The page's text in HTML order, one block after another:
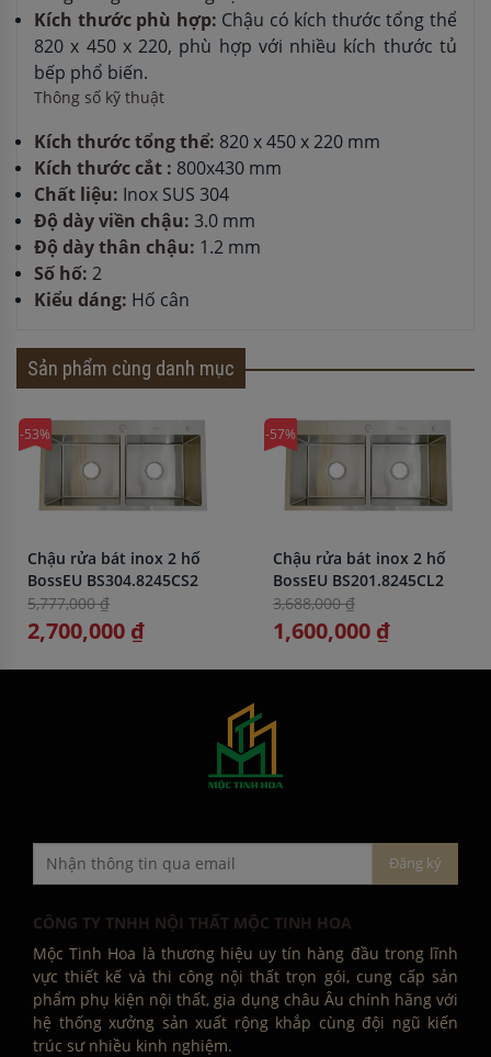
Kích thước phù hợp: Chậu có kích thước tổng thể
820 x 450 x 220, phù hợp với nhiều kích thước tủ
bếp phổ biến.
Thông số kỹ thuật
Kích thước tổng thể: 820 x 450 x 220 mm
Kích thước cắt : 800x430 mm
Chất liệu: Inox SUS 304
Độ dày viền chậu: 3.0 mm
Độ dày thân chậu: 1.2 mm
Số hố: 2
Kiểu dáng: Hố cân
Sản phẩm cùng danh mục
-53%
Chậu rửa bát inox 2 hố
BossEU BS304.8245CS2
5,777,000 ₫
2,700,000 ₫
-57%
Chậu rửa bát inox 2 hố
BossEU BS201.8245CL2
3,688,000 ₫
1,600,000 ₫
CÔNG TY TNHH NỘI THẤT MỘC TINH HOA
Mộc Tinh Hoa là thương hiệu uy tín hàng đầu trong lĩnh
vực thiết kế và thi công nội thất trọn gói, cung cấp sản
phẩm phụ kiện nội thất, gia dụng châu Âu chính hãng với
hệ thống xưởng sản xuất rộng khắp cùng đội ngũ kiến
trúc sư nhiều kinh nghiệm.